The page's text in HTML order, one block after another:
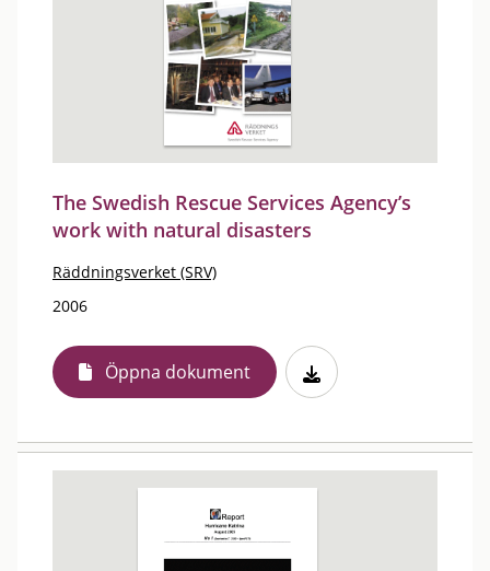
The Swedish Rescue Services Agency’s
work with natural disasters
Räddningsverket (SRV)
2006
Öppna dokument